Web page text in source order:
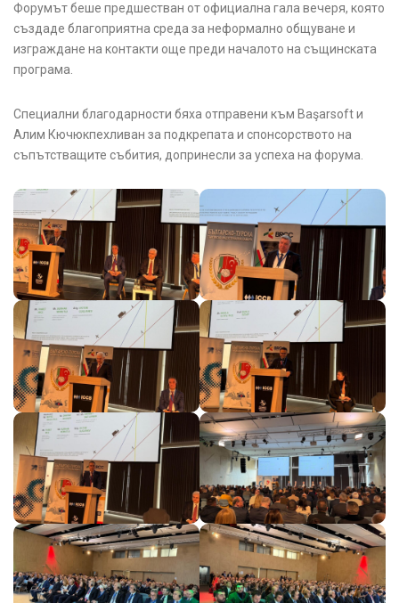
Форумът беше предшестван от официална гала вечеря, която
създаде благоприятна среда за неформално общуване и
изграждане на контакти още преди началото на същинската
програма.
Специални благодарности бяха отправени към Başarsoft и
Алим Кючюкпехливан за подкрепата и спонсорството на
съпътстващите събития, допринесли за успеха на форума.